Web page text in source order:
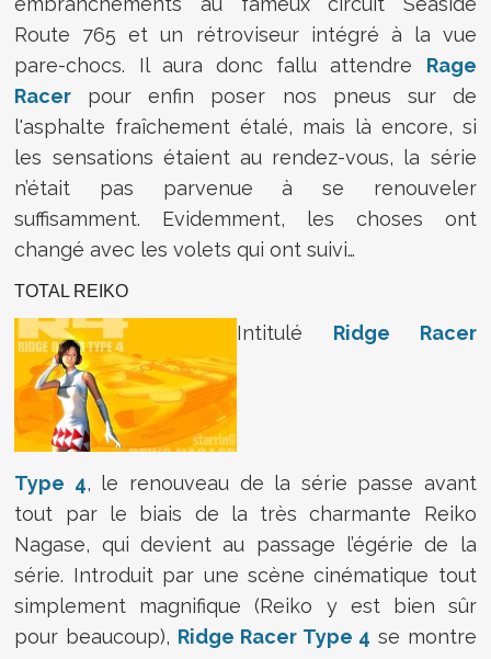
Route 765 et un rétroviseur intégré à la vue
pare-chocs. Il aura donc fallu attendre Rage
Racer pour enfin poser nos pneus sur de
l'asphalte fraîchement étalé, mais là encore, si
les sensations étaient au rendez-vous, la série
n’était pas parvenue à se renouveler
suffisamment. Evidemment, les choses ont
changé avec les volets qui ont suivi…
TOTAL REIKO
Intitulé Ridge Racer
Type 4, le renouveau de la série passe avant
tout par le biais de la très charmante Reiko
Nagase, qui devient au passage l’égérie de la
série. Introduit par une scène cinématique tout
simplement magnifique (Reiko y est bien sûr
pour beaucoup), Ridge Racer Type 4 se montre